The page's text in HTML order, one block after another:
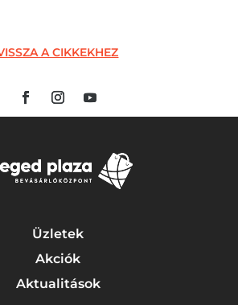
A CIKKEKHEZ
Üzletek
Akciók
Aktualitások